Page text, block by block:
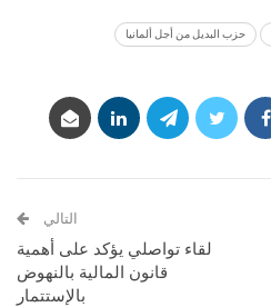
حزب البديل من أجل ألمانيا
التالي
لقاء تواصلي يؤكد على أهمية
قانون المالية بالنهوض
بالإستتمار